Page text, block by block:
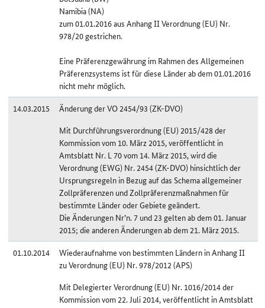
Namibia (NA)
zum 01.01.2016 aus Anhang II Verordnung (EU) Nr.
978/20 gestrichen.
Eine Präferenzgewährung im Rahmen des Allgemeinen
Präferenzsystems ist für diese Länder ab dem 01.01.2016
nicht mehr möglich.
14.03.2015
Änderung der VO 2454/93 (ZK-DVO)
Mit Durchführungsverordnung (EU) 2015/428 der
Kommission vom 10. März 2015, veröffentlicht in
Amtsblatt Nr. L 70 vom 14. März 2015, wird die
Verordnung (EWG) Nr. 2454 (ZK-DVO) hinsichtlich der
Ursprungsregeln in Bezug auf das Schema allgemeiner
Zollpräferenzen und Zollpräferenzmaßnahmen für
bestimmte Länder oder Gebiete geändert.
Die Änderungen Nr’n. 7 und 23 gelten ab dem 01. Januar
2015; die anderen Änderungen ab dem 21. März 2015.
01.10.2014
Wiederaufnahme von bestimmten Ländern in Anhang II
zu Verordnung (EU) Nr. 978/2012 (APS)
Mit Delegierter Verordnung (EU) Nr. 1016/2014 der
Kommission vom 22. Juli 2014, veröffentlicht in Amtsblatt